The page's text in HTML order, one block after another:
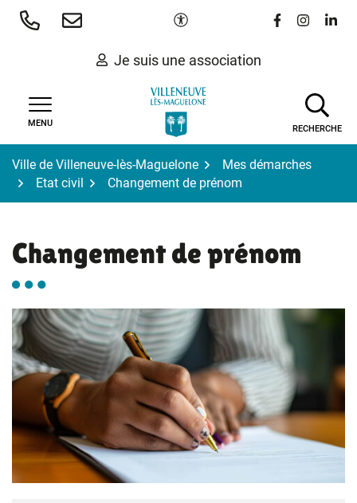
Aller
Paramètres d'accessibilité
Lien vers le
Lien vers
Lien
Je suis une association
MENU
RECHERCHE
Ville de Villeneuve-lès-Maguelone
Mes démarches
Etat civil
Changement de prénom
Changement de prénom